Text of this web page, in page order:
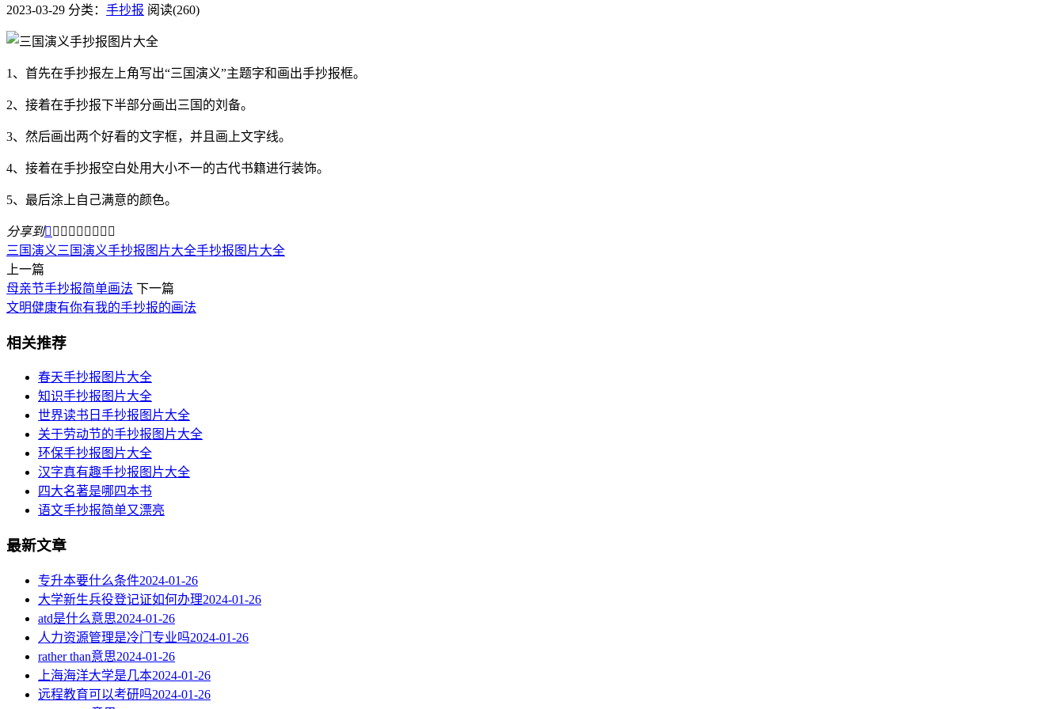
2023-03-29 分类： 手抄报 阅读(260)
1、首先在手抄报左上角写出“三国演义”主题字和画出手抄报框。
2、接着在手抄报下半部分画出三国的刘备。
3、然后画出两个好看的文字框，并且画上文字线。
4、接着在手抄报空白处用大小不一的古代书籍进行装饰。
5、最后涂上自己满意的颜色。
分享到        
三国演义 三国演义手抄报图片大全手抄报图片大全
上一篇
​母亲节手抄报简单画法 下一篇
​文明健康有你有我的手抄报的画法
相关推荐
春天手抄报图片大全
知识手抄报图片大全
世界读书日手抄报图片大全
关于劳动节的手抄报图片大全
环保手抄报图片大全
汉字真有趣手抄报图片大全
四大名著是哪四本书
语文手抄报简单又漂亮
最新文章
专升本要什么条件2024-01-26
大学新生兵役登记证如何办理2024-01-26
atd是什么意思2024-01-26
人力资源管理是冷门专业吗2024-01-26
rather than意思2024-01-26
上海海洋大学是几本2024-01-26
远程教育可以考研吗2024-01-26